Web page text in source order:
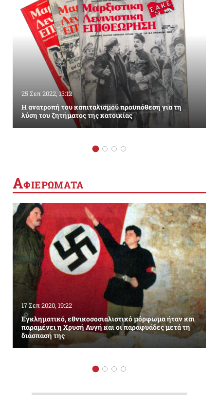
25 Σεπ 2022, 13:12
Η ανατροπή του καπιταλισμού προϋπόθεση για τη
λύση του ζητήματος της κατοικίας
ΑΦΙΕΡΩΜΑΤΑ
17 Σεπ 2020, 19:22
Εγκληματικό, εθνικοσοσιαλιστικό μόρφωμα ήταν και
παραμένει η Χρυσή Αυγή και οι παραφυάδες μετά τη
διάσπασή της